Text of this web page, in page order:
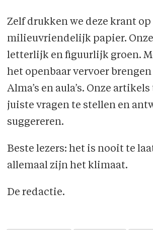
Zelf drukken we deze krant op
milieuvriendelijk papier.
letterlijk en figuurlijk groen.
het openbaar vervoer
Alma’s en aula’s. Onze
juiste vragen te stellen en
suggereren.
Beste lezers: het is nooit te
allemaal zijn het klimaat.
De redactie.